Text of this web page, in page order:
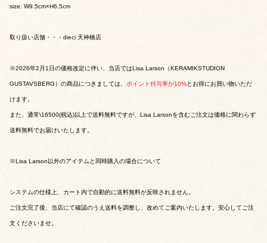
size: W9.5cm×H6.5cm
取り扱い店舗・・・dieci 天神橋店
※2026年2月1日の価格改定に伴い、当店ではLisa Larson（KERAMIKSTUDION
GUSTAVSBERG）の商品につきましては、 ポイント付与率が10%とお得にお買い物いただ
けます。
また、通常\16500(税込)以上で送料無料ですが、Lisa Larsonを含むご注文は価格に関わらず
送料無料でお届けいたします。
※Lisa Larson以外のアイテムと同時購入の場合について
システムの仕様上、カート内で自動的に送料無料が反映されません。
ご注文完了後、当店にて確認のうえ送料を調整し、改めてご案内いたします。安心してご注
文くださいませ。